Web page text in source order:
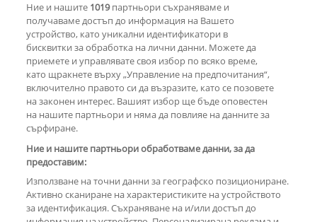
РЕКЛАМА
КОМЕНТАРИ
Ние и нашите 1019партньори съхраняваме и
получаваме достъп до информация на Вашето
устройство, като уникални идентификатори в
бисквитки за обработка на лични данни. Можете да
приемете и управлявате своя избор по всяко време,
като щракнете върху „Управление на предпочитания“,
включително правото си да възразите, като се позовете
на законен интерес. Вашият избор ще бъде оповестен
на нашите партньори и няма да повлияе на данните за
сърфиране.
Ние и нашите партньори обработваме данни, за да
предоставим:
Използване на точни данни за географско позициониране.
Активно сканиране на характеристиките на устройството
за идентификация. Съхраняване на и/или достъп до